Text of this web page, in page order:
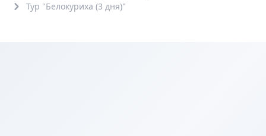
Тур "Белокуриха (3 дня)"